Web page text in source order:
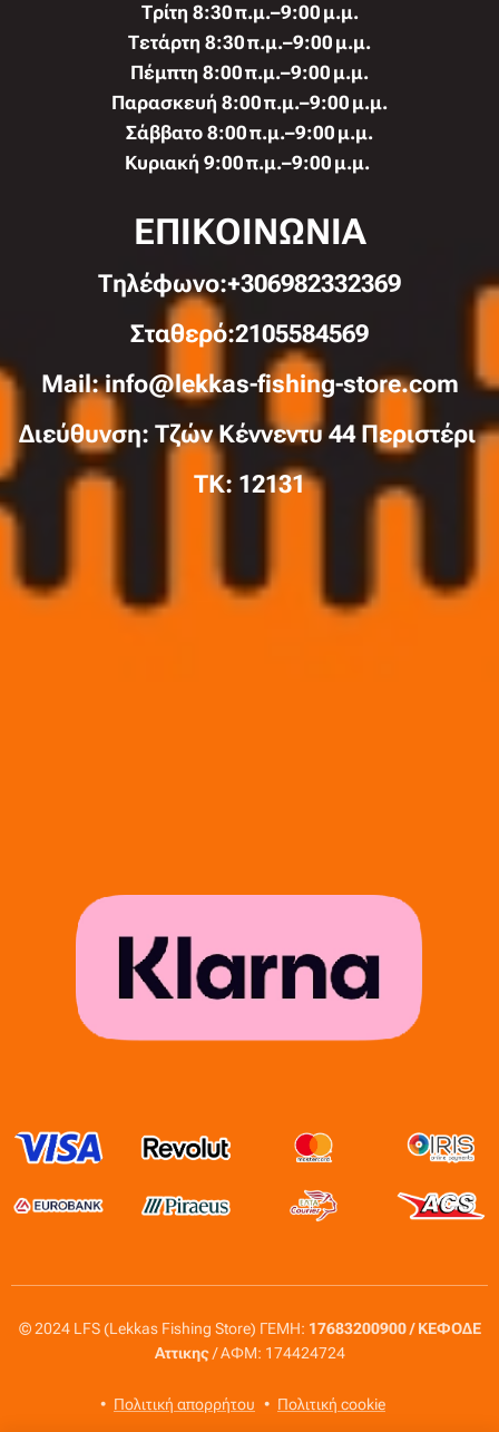
Τρίτη 8:30 π.μ.–9:00 μ.μ.
Τετάρτη 8:30 π.μ.–9:00 μ.μ.
Πέμπτη 8:00 π.μ.–9:00 μ.μ.
Παρασκευή 8:00 π.μ.–9:00 μ.μ.
Σάββατο 8:00 π.μ.–9:00 μ.μ.
Κυριακή 9:00 π.μ.–9:00 μ.μ.
ΕΠΙΚΟΙΝΩΝΙΑ
Τηλέφωνo:+306982332369
Σταθερό:2105584569
Mail: info@lekkas-fishing-store.com
Διεύθυνση: Τζών Κέννεντυ 44 Περιστέρι
TK: 12131
© 2024 LFS (Lekkas Fishing Store) ΓΕΜΗ: 17683200900 / ΚΕΦΟΔΕ
Αττικης/ ΑΦΜ: 174424724
Πολιτική απορρήτου Πολιτική cookie